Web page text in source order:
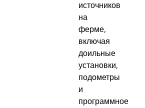
источников
на
ферме,
включая
доильные
установки,
подометры
и
программное